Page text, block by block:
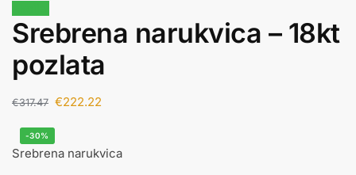
Srebrena narukvica – 18kt
pozlata
€317.47 €222.22
-30%
Srebrena narukvica